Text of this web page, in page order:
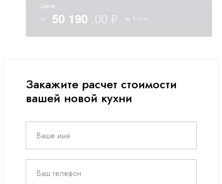
Цена
от 50 190 за 1 п.м.
Закажите расчет стоимости
вашей новой кухни
Ваше имя
Ваш телефон